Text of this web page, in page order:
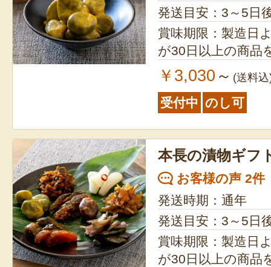
発送目安：3～5日
賞味期限：製造日より45
が30日以上の商品
￥3,030 ～ (送料
受付中 のし可
本長の漬物ギフ
お客様の声 2件
発送時期：通年
発送目安：3～5日
賞味期限：製造日より45
が30日以上の商品